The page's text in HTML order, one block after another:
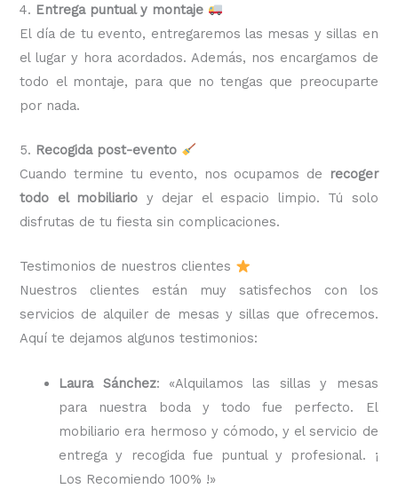
4. Entrega puntual y montaje
El día de tu evento, entregaremos las mesas y sillas en
el lugar y hora acordados. Además, nos encargamos de
todo el montaje, para que no tengas que preocuparte
por nada.
5. Recogida post-evento
Cuando termine tu evento, nos ocupamos de
recoger
todo el mobiliario y dejar el espacio limpio. Tú solo
disfrutas de tu fiesta sin complicaciones.
Testimonios de nuestros clientes
Nuestros clientes están muy satisfechos con los
servicios de alquiler de mesas y sillas que ofrecemos.
Aquí te dejamos algunos testimonios:
Laura Sánchez: «Alquilamos las sillas y mesas
para nuestra boda y todo fue perfecto. El
mobiliario era hermoso y cómodo, y el servicio de
entrega y recogida fue puntual y profesional. ¡
Los Recomiendo 100% !»